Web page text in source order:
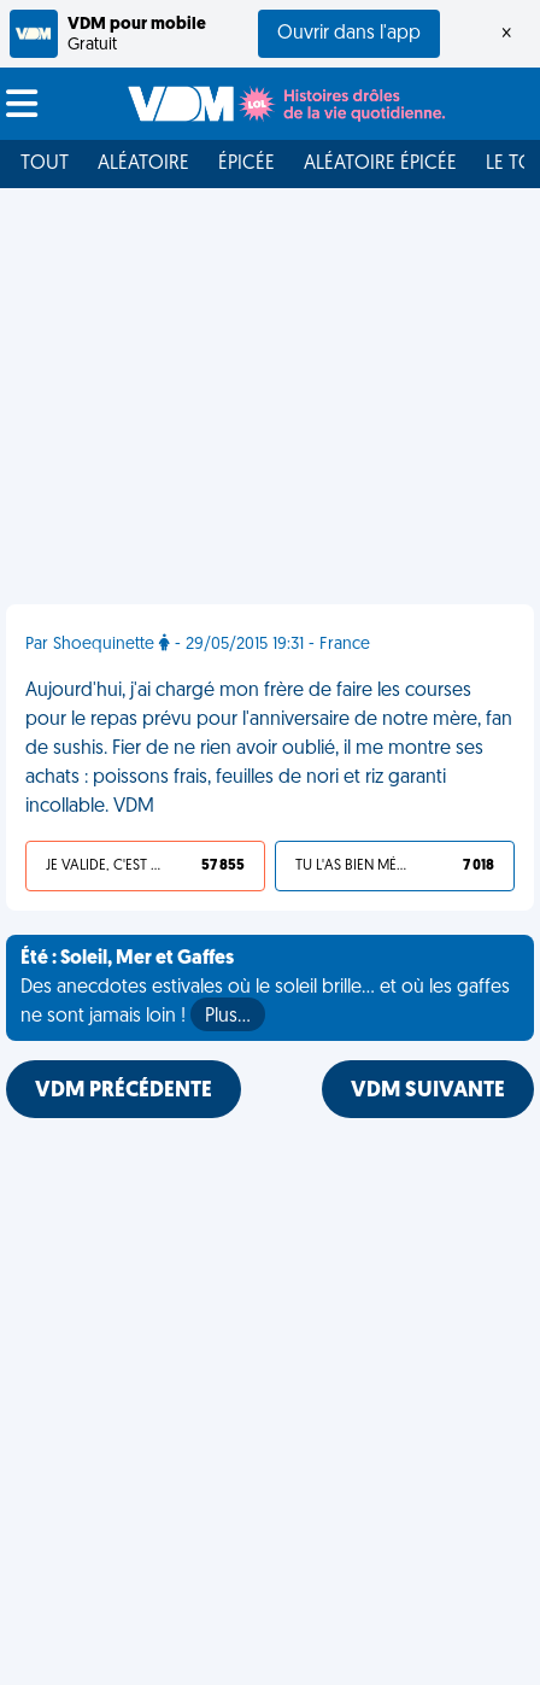
VDM pour mobile
Gratuit
Ouvrir dans l'app ×
TOUT ALÉATOIRE ÉPICÉE ALÉATOIRE ÉPICÉE LE
Par Shoequinette - 29/05/2015 19:31 - France
Aujourd'hui, j'ai chargé mon frère de faire les courses
pour le repas prévu pour l'anniversaire de notre mère, fan
de sushis. Fier de ne rien avoir oublié, il me montre ses
achats : poissons frais, feuilles de nori et riz garanti
incollable. VDM
JE VALIDE, C'EST UNE VDM 57 855 TU L'AS BIEN MÉRITÉ 7 018
Été : Soleil, Mer et Gaffes
Des anecdotes estivales où le soleil brille... et où les gaffes
ne sont jamais loin !
Plus…
VDM PRÉCÉDENTE VDM SUIVANTE